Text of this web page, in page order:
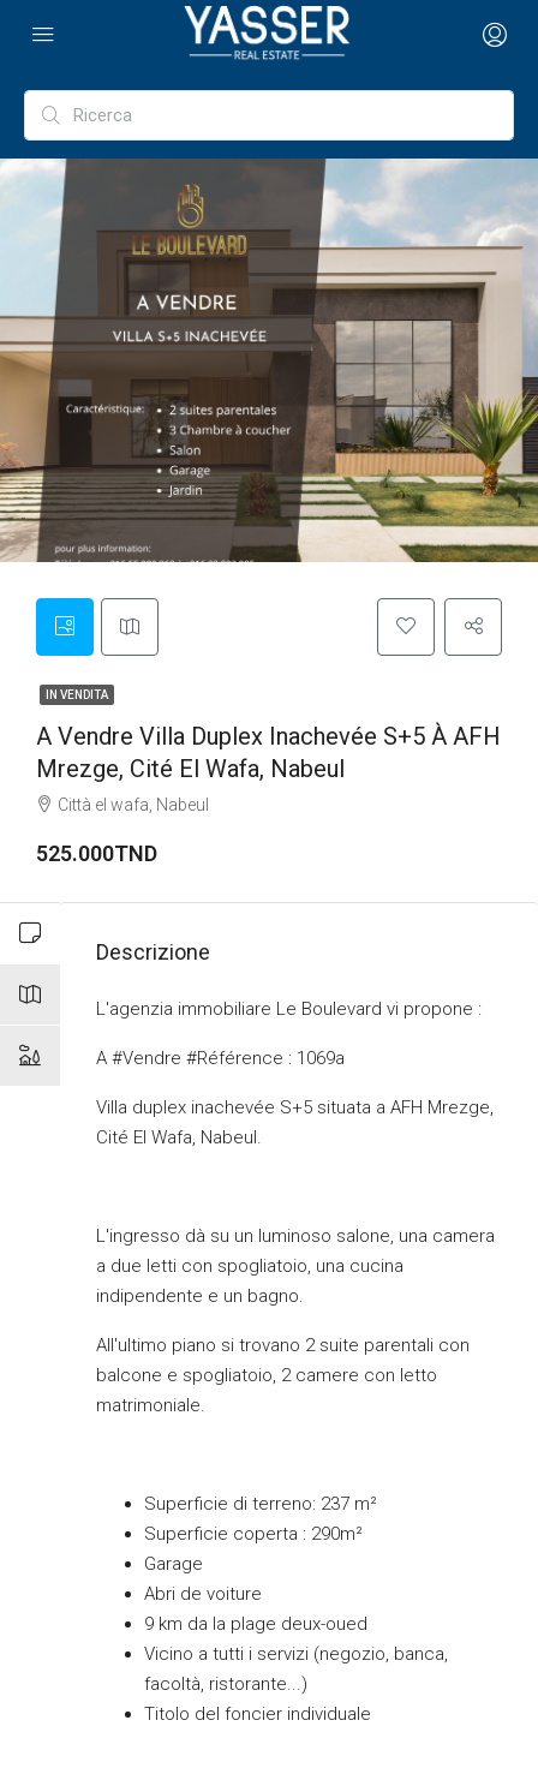
IN VENDITA
A Vendre Villa Duplex Inachevée S+5 À AFH
Mrezge, Cité El Wafa, Nabeul
Città el wafa, Nabeul
525.000TND
Descrizione
L'agenzia immobiliare Le Boulevard vi propone :
A #Vendre #Référence : 1069a
Villa duplex inachevée S+5 situata a AFH Mrezge,
Cité El Wafa, Nabeul.
L'ingresso dà su un luminoso salone, una camera
a due letti con spogliatoio, una cucina
indipendente e un bagno.
All'ultimo piano si trovano 2 suite parentali con
balcone e spogliatoio, 2 camere con letto
matrimoniale.
Superficie di terreno: 237 m²
Superficie coperta : 290m²
Garage
Abri de voiture
9 km da la plage deux-oued
Vicino a tutti i servizi (negozio, banca,
facoltà, ristorante...)
Titolo del foncier individuale